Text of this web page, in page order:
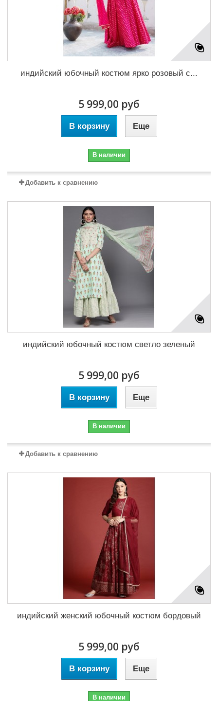
индийский юбочный костюм ярко розовый с...
5 999,00 руб
В корзину Еще
В наличии
Добавить к сравнению
индийский юбочный костюм светло зеленый
5 999,00 руб
В корзину Еще
В наличии
Добавить к сравнению
индийский женский юбочный костюм бордовый
5 999,00 руб
В корзину Еще
В наличии